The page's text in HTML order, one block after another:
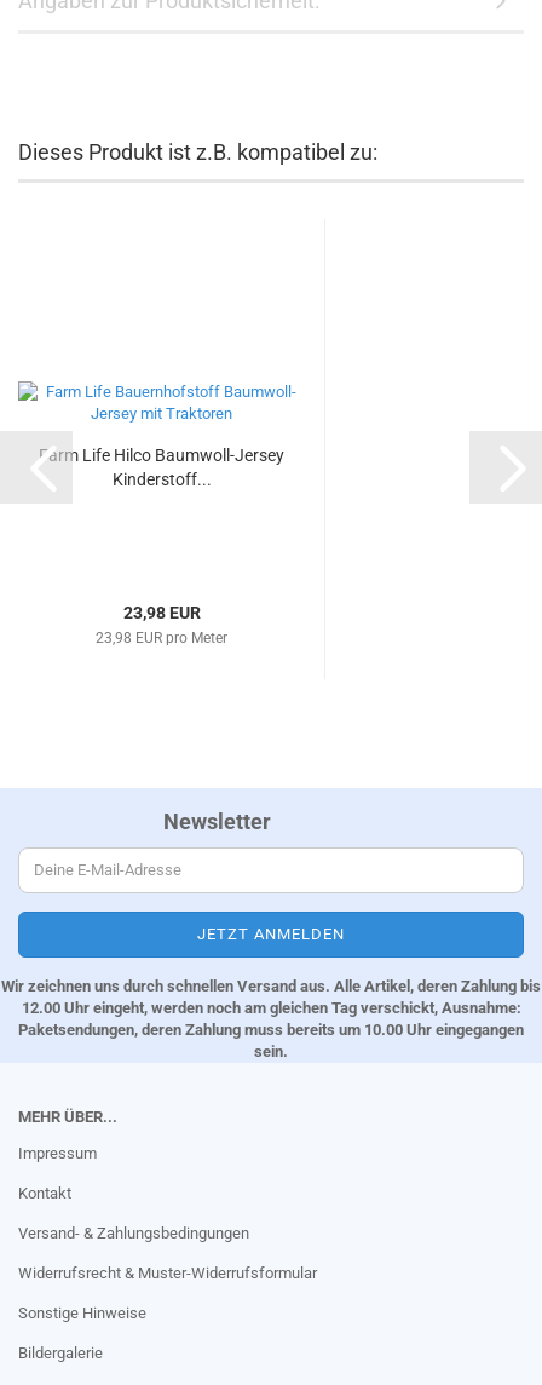
Dieses Produkt ist z.B. kompatibel zu:
Farm Life Hilco Baumwoll-Jersey
Kinderstoff...
23,98 EUR
23,98 EUR pro Meter
Newsletter
Wir zeichnen uns durch schnellen Versand aus. Alle Artikel, deren Zahlung bis
12.00 Uhr eingeht, werden noch am gleichen Tag verschickt, Ausnahme:
Paketsendungen, deren Zahlung muss bereits um 10.00 Uhr eingegangen
sein.
MEHR ÜBER...
Impressum
Kontakt
Versand- & Zahlungsbedingungen
Widerrufsrecht & Muster-Widerrufsformular
Sonstige Hinweise
Bildergalerie